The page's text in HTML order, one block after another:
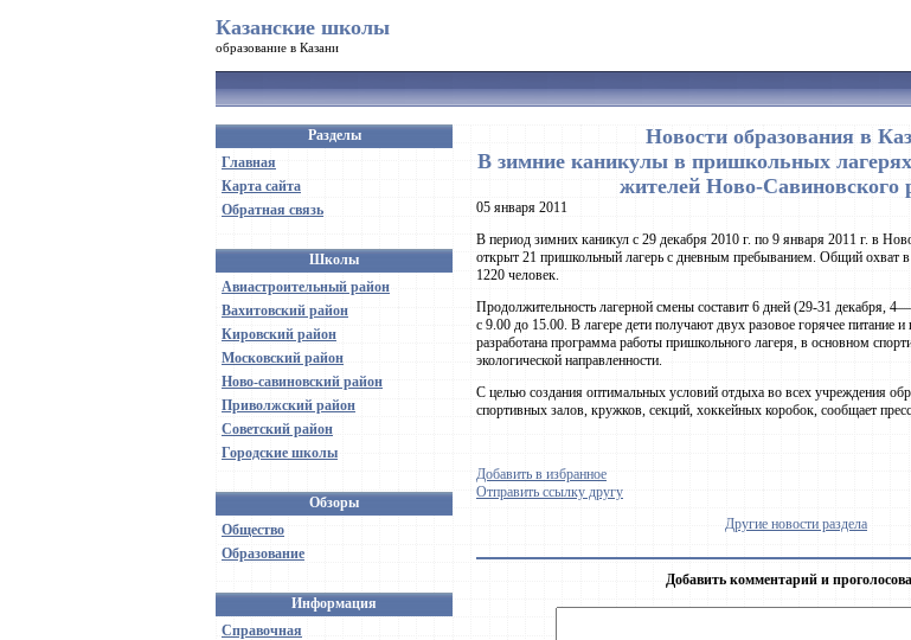
Казанские школы
образование в Казани
Разделы
Главная
Карта сайта
Обратная связь
Школы
Авиастроительный район
Вахитовский район
Кировский район
Московский район
Ново-савиновский район
Приволжский район
Советский район
Городские школы
Обзоры
Общество
Образование
Информация
Справочная
Новости образования в
В зимние каникулы в пришкольных
жителей Ново-Савиновского
05 января 2011
В период зимних каникул с 29 декабря 2010 г. по 9 января 2011 г. в
открыт 21 пришкольный лагерь с дневным пребыванием. Общий охват в
1220 человек.
Продолжительность лагерной смены составит 6 дней (29-31 декабря,
с 9.00 до 15.00. В лагере дети получают двух разовое горячее питание
разработана программа работы пришкольного лагеря, в основном
экологической направленности.
С целью создания оптимальных условий отдыха во всех учреждения
спортивных залов, кружков, секций, хоккейных коробок, сообщает
Добавить в избранное
Отправить ссылку другу
Другие новости раздела
Добавить комментарий и